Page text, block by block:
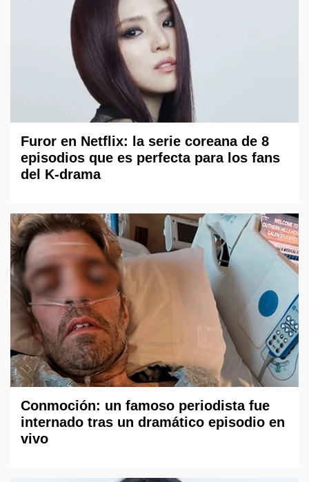
Furor en Netflix: la serie coreana de 8
episodios que es perfecta para los fans
del K-drama
Conmoción: un famoso periodista fue
internado tras un dramático episodio en
vivo